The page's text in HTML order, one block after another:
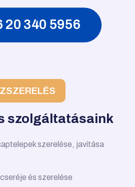
20 340 5956
szolgáltatásaink
szerelése, javítása
és szerelése